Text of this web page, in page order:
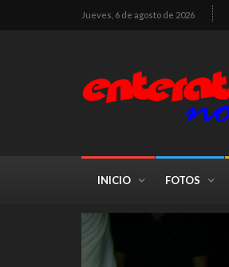
Jueves, 6 de agosto de 2026
INICIO FOTOS